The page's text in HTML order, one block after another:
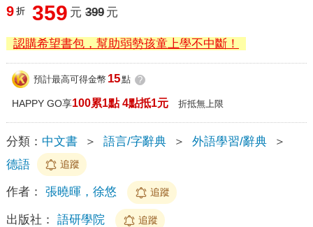
9 折 359 元 399 元
認購希望書包，幫助弱勢孩童上學不中斷！
預計最高可得金幣 15點 ?
HAPPY GO享100累1點 4點抵1元 折抵無上限
分類： 中文書 ＞ 語言/字辭典 ＞ 外語學習/辭典
＞
德語
追蹤
作者： 張曉暉，徐悠 追蹤
出版社： 語研學院 追蹤